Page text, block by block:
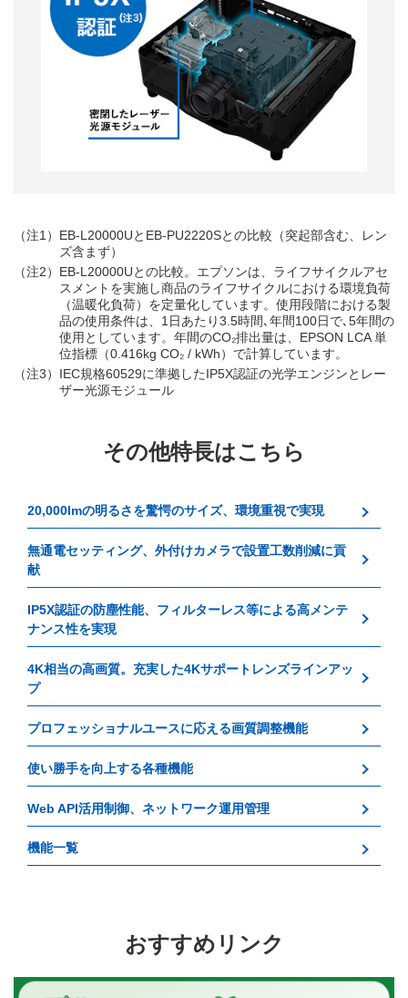
（注1） EB-L20000UとEB-PU2220Sとの比較（突起部含む、レン
ズ含まず）
（注2） EB-L20000Uとの比較。エプソンは、ライフサイクルアセ
スメントを実施し商品のライフサイクルにおける環境負荷
（温暖化負荷）を定量化しています。使用段階における製
品の使用条件は、1日あたり3.5時間､年間100日で､5年間の
使用としています。年間のCO₂排出量は、EPSON LCA 単
位指標（0.416kg CO₂ / kWh）で計算しています。
（注3） IEC規格60529に準拠したIP5X認証の光学エンジンとレー
ザー光源モジュール
その他特長はこちら
20,000lmの明るさを驚愕のサイズ、環境重視で実現
無通電セッティング、外付けカメラで設置工数削減に貢
献
IP5X認証の防塵性能、フィルターレス等による高メンテ
ナンス性を実現
4K相当の高画質。充実した4Kサポートレンズラインアッ
プ
プロフェッショナルユースに応える画質調整機能
使い勝手を向上する各種機能
Web API活用制御、ネットワーク運用管理
機能一覧
おすすめリンク